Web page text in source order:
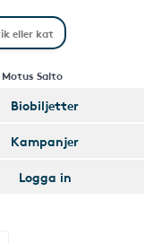
Salto
Biobiljetter
Kampanjer
Logga in